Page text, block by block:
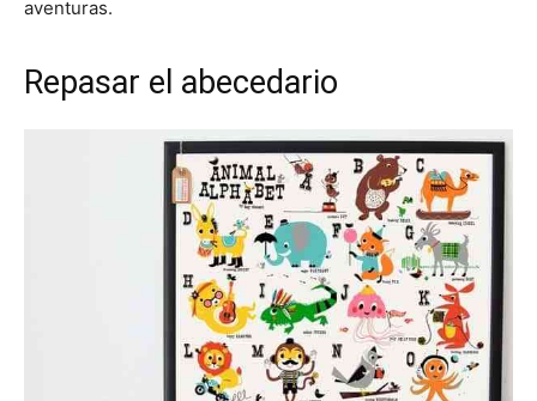
aventuras.
Repasar el abecedario